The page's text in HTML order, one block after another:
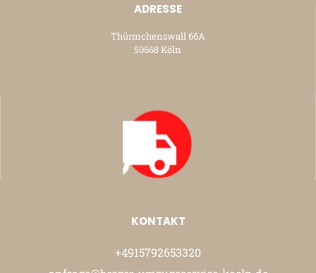
ADRESSE
Thürmchenswall 66A
50668 Köln
KONTAKT
+4915792653320